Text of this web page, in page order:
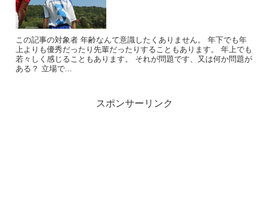
この記事の対象者 年齢なんて意識したくありません。 年下でも年
上よりも優秀だったり先輩だったりすることもあります。 年上でも
若々しく感じることもあります。 それが問題です、又は何か問題が
ある？ 立場で...
スポンサーリンク